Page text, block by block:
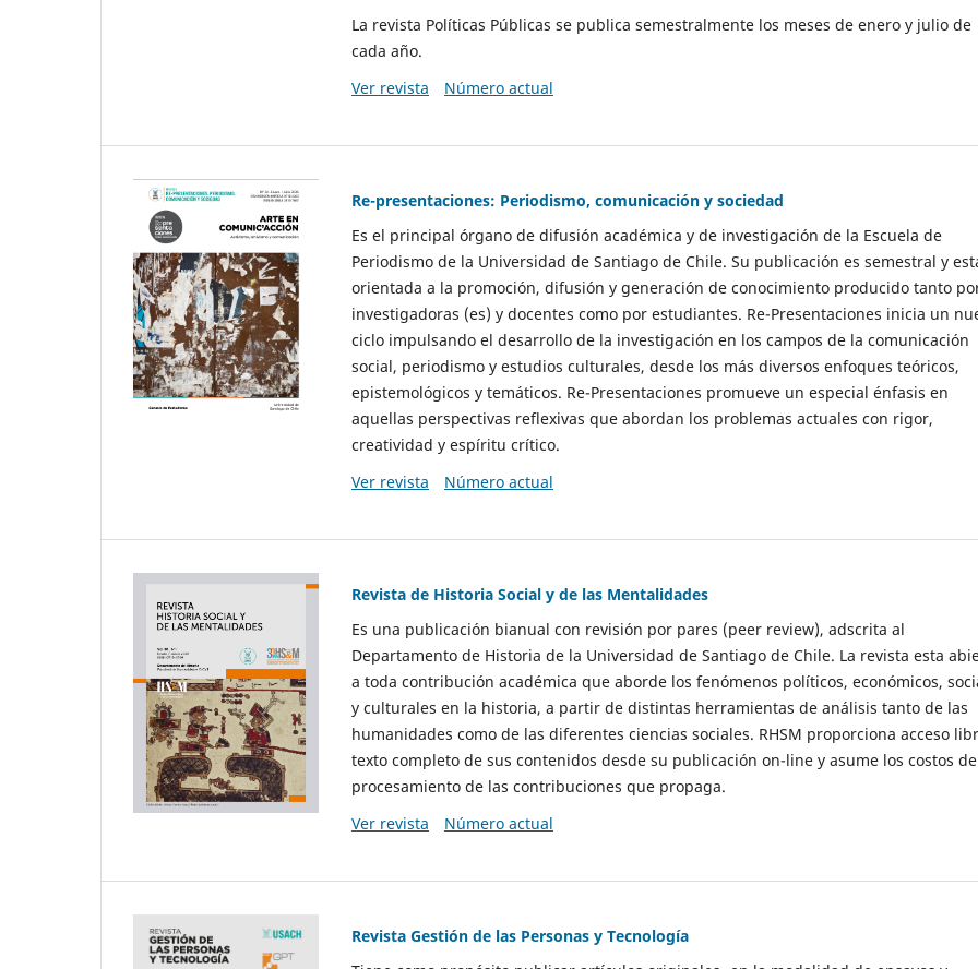
La revista Políticas Públicas se publica semestralmente los meses de enero y julio de
cada año.
Ver revista
Número actual
Re-presentaciones: Periodismo, comunicación y sociedad
Es el principal órgano de difusión académica y de investigación de la Escuela de
Periodismo de la Universidad de Santiago de Chile. Su publicación es semestral y
orientada a la promoción, difusión y generación de conocimiento producido tanto
investigadoras (es) y docentes como por estudiantes. Re-Presentaciones inicia un
ciclo impulsando el desarrollo de la investigación en los campos de la comunicación
social, periodismo y estudios culturales, desde los más diversos enfoques teóricos,
epistemológicos y temáticos. Re-Presentaciones promueve un especial énfasis en
aquellas perspectivas reflexivas que abordan los problemas actuales con rigor,
creatividad y espíritu crítico.
Ver revista
Número actual
Revista de Historia Social y de las Mentalidades
Es una publicación bianual con revisión por pares (peer review), adscrita al
Departamento de Historia de la Universidad de Santiago de Chile. La revista esta
a toda contribución académica que aborde los fenómenos políticos, económicos,
y culturales en la historia, a partir de distintas herramientas de análisis tanto de las
humanidades como de las diferentes ciencias sociales. RHSM proporciona acceso
texto completo de sus contenidos desde su publicación on-line y asume los costos de
procesamiento de las contribuciones que propaga.
Ver revista
Número actual
Revista Gestión de las Personas y Tecnología